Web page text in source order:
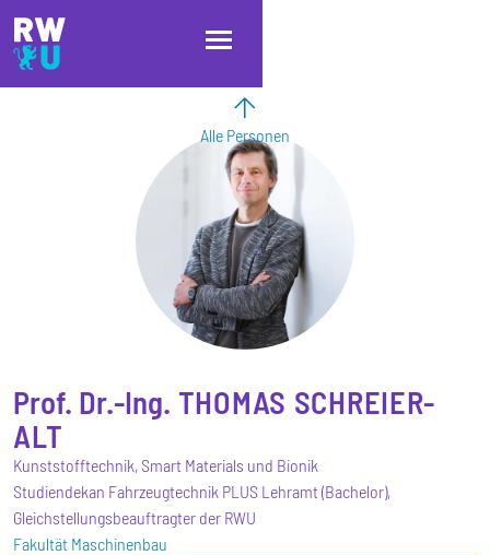
Direkt zum Inhalt
Direkt zur Hauptnavigation
Direkt zum Fußbereich
Alle Personen
Prof. Dr.-Ing. THOMAS SCHREIER-
ALT
Kunststofftechnik, Smart Materials und Bionik
Studiendekan Fahrzeugtechnik PLUS Lehramt (Bachelor),
Gleichstellungsbeauftragter der RWU
Fakultät Maschinenbau